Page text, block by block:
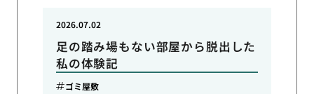
足の踏み場もない部屋から脱出した
私の体験記
2026.07.02
ゴミ屋敷